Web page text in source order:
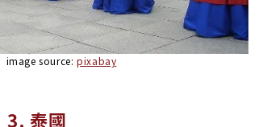
image source: pixabay
3. 泰國